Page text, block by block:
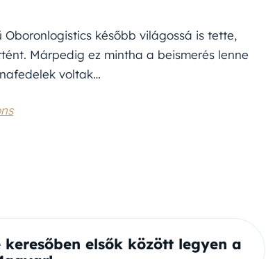
később világossá is tette,
Márpedig ez mintha a beismerés lenne
voltak…
elsők között legyen a